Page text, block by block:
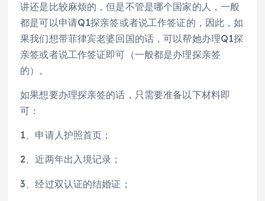
讲还是比较麻烦的，但是不管是哪个国家的人，一般
都是可以申请Q1探亲签或者说工作签证的，因此，如
果我们想带菲律宾老婆回国的话，可以帮她办理Q1探
亲签或者说工作签证即可（一般都是办理探亲签
的）。
如果想要办理探亲签的话，只需要准备以下材料即
可：
1、申请人护照首页；
2、近两年出入境记录；
3、经过双认证的结婚证；